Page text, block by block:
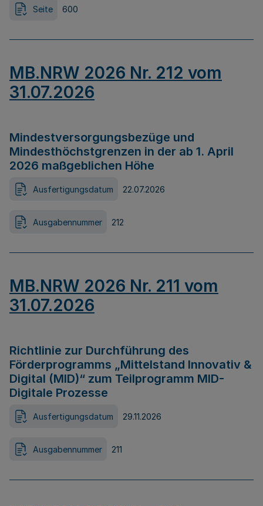
Seite 600
MB.NRW 2026 Nr. 212 vom
31.07.2026
Mindestversorgungsbezüge und
Mindesthöchstgrenzen in der ab 1. April
2026 maßgeblichen Höhe
Ausfertigungsdatum 22.07.2026
Ausgabennummer 212
MB.NRW 2026 Nr. 211 vom
31.07.2026
Richtlinie zur Durchführung des
Förderprogramms „Mittelstand Innovativ &
Digital (MID)“ zum Teilprogramm MID-
Digitale Prozesse
Ausfertigungsdatum 29.11.2026
Ausgabennummer 211